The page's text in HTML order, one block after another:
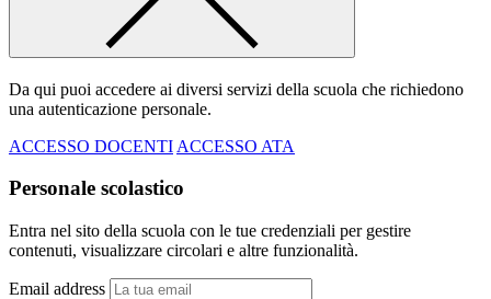
Da qui puoi accedere ai diversi servizi della scuola che richiedono
una autenticazione personale.
ACCESSO DOCENTI ACCESSO ATA
Personale scolastico
Entra nel sito della scuola con le tue credenziali per gestire
contenuti, visualizzare circolari e altre funzionalità.
Email address